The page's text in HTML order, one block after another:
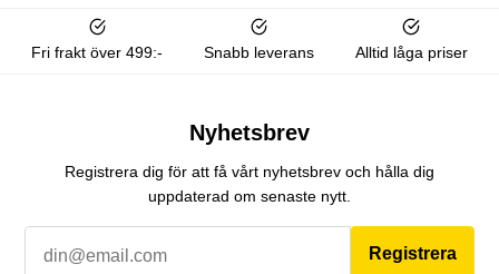
Fri frakt över 499:- Snabb leverans Alltid låga priser
Nyhetsbrev
Registrera dig för att få vårt nyhetsbrev och hålla dig
uppdaterad om senaste nytt.
Registrera